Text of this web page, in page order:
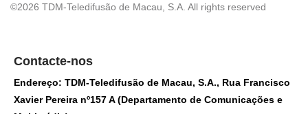
©2026 TDM-Teledifusão de Macau, S.A. All rights reserved
Contacte-nos
Endereço: TDM-Teledifusão de Macau, S.A., Rua Francisco
Xavier Pereira nº157 A (Departamento de Comunicações e